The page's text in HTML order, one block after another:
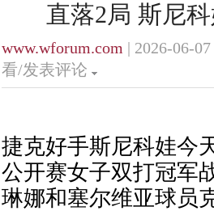
直落2局 斯尼
www.wforum.com | 2026-06-
看/发表评论
捷克好手斯尼科娃今
公开赛女子双打冠军
琳娜和塞尔维亚球员